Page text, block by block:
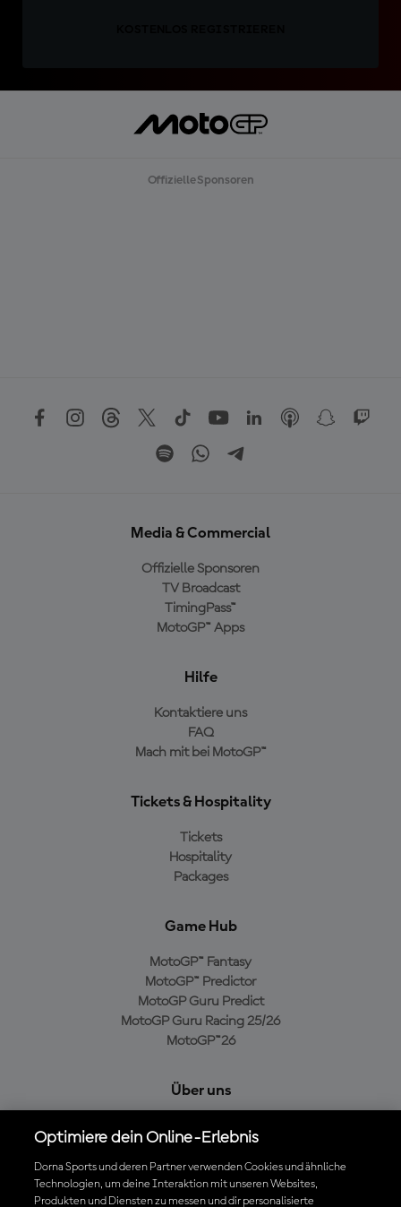
Offizielle Sponsoren
Media & Commercial
Offizielle Sponsoren
TV Broadcast
TimingPass™
MotoGP™ Apps
Hilfe
Kontaktiere uns
FAQ
Mach mit bei MotoGP™
Tickets & Hospitality
Tickets
Hospitality
Packages
Game Hub
MotoGP™ Fantasy
MotoGP™ Predictor
MotoGP Guru Predict
MotoGP Guru Racing 25/26
MotoGP™26
Über uns
Cookie-Richtlinien
Geschäftsbedingungen
Datenschutzrichtlinien
Optimiere dein Online-Erlebnis
Dorna Sports und deren Partner verwenden Cookies und ähnliche
Technologien, um deine Interaktion mit unseren Websites,
Produkten und Diensten zu messen und dir personalisierte